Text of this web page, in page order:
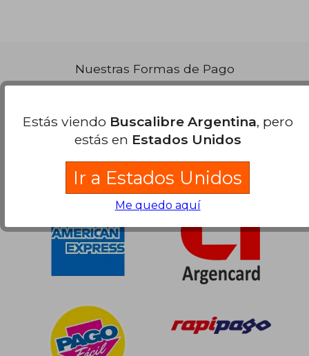
Nuestras Formas de Pago
Estás viendo Buscalibre Argentina, pero
estás en Estados Unidos
Ir a Estados Unidos
Me quedo aquí